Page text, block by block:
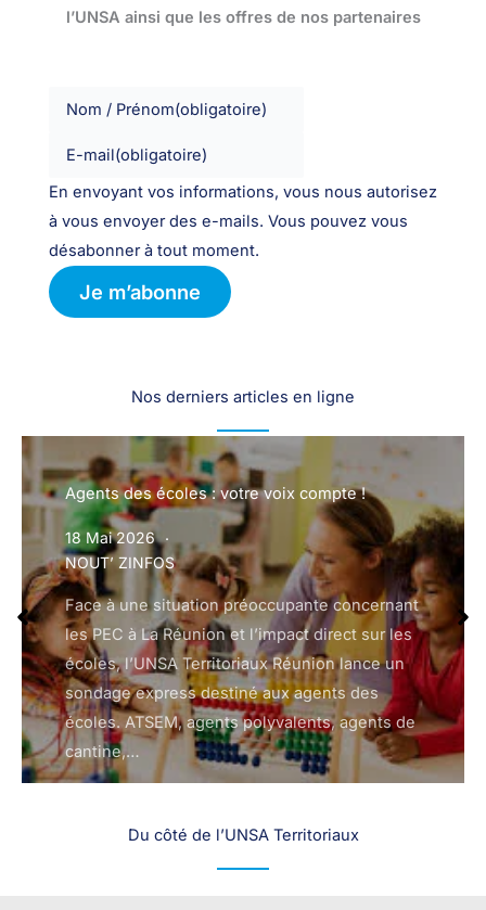
l’UNSA ainsi que les offres de nos partenaires
Nom / Prénom(obligatoire)
E-mail(obligatoire)
En envoyant vos informations, vous nous autorisez
à vous envoyer des e-mails. Vous pouvez vous
désabonner à tout moment.
Je m’abonne
Nos derniers articles en ligne
Agents des écoles : votre voix compte !
18 Mai 2026
NOUT’ ZINFOS
Face à une situation préoccupante concernant
les PEC à La Réunion et l’impact direct sur les
écoles, l’UNSA Territoriaux Réunion lance un
sondage express destiné aux agents des
écoles. ATSEM, agents polyvalents, agents de
cantine,…
Du côté de l’UNSA Territoriaux